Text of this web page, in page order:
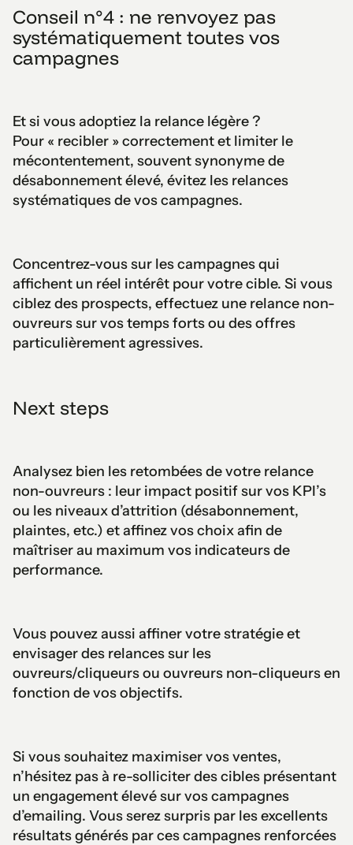
Conseil n°4 : ne renvoyez pas
systématiquement toutes vos
campagnes
Et si vous adoptiez la relance légère ?
Pour « recibler » correctement et limiter le
mécontentement, souvent synonyme de
désabonnement élevé, évitez les relances
systématiques de vos campagnes.
Concentrez-vous sur les campagnes qui
affichent un réel intérêt pour votre cible. Si vous
ciblez des prospects, effectuez une relance non-
ouvreurs sur vos temps forts ou des offres
particulièrement agressives.
Next steps
Analysez bien les retombées de votre relance
non-ouvreurs : leur impact positif sur vos KPI’s
ou les niveaux d’attrition (désabonnement,
plaintes, etc.) et affinez vos choix afin de
maîtriser au maximum vos indicateurs de
performance.
Vous pouvez aussi affiner votre stratégie et
envisager des relances sur les
ouvreurs/cliqueurs ou ouvreurs non-cliqueurs en
fonction de vos objectifs.
Si vous souhaitez maximiser vos ventes,
n’hésitez pas à re-solliciter des cibles présentant
un engagement élevé sur vos campagnes
d’emailing. Vous serez surpris par les excellents
résultats générés par ces campagnes renforcées